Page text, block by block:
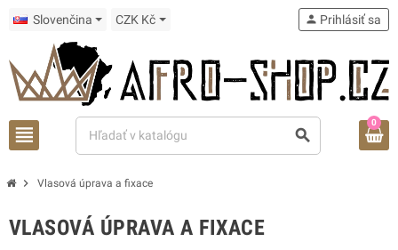
Slovenčina CZK Kč
view_headline search
person Prihlásiť sa
0
chevron_right Vlasová úprava a fixace
VLASOVÁ ÚPRAVA A FIXACE